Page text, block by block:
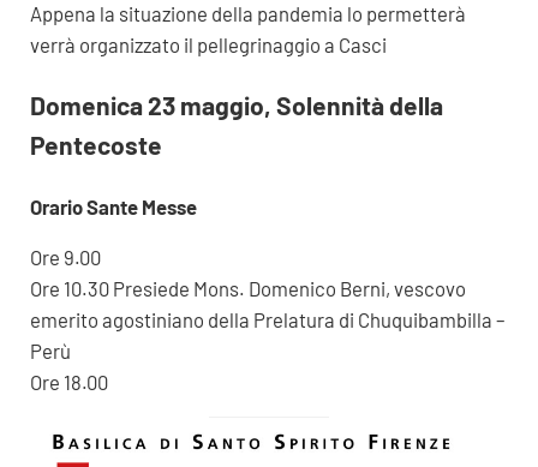
Appena la situazione della pandemia lo permetterà
verrà organizzato il pellegrinaggio a Casci
Domenica 23 maggio, Solennità della
Pentecoste
Orario Sante Messe
Ore 9.00
Ore 10.30 Presiede Mons. Domenico Berni, vescovo
emerito agostiniano della Prelatura di Chuquibambilla –
Perù
Ore 18.00